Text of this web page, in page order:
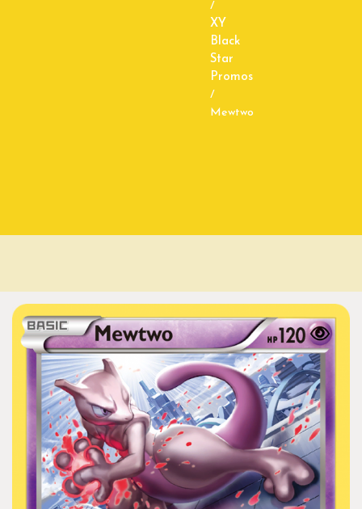
/
XY
Black
Star
Promos
/
Mewtwo